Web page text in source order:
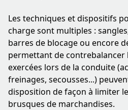
Les techniques et dispositifs
charge sont multiples :
barres de blocage ou encore
permettant de contrebalancer
exercées lors de la conduite
freinages, secousses...)
disposition de façon à limiter
brusques de marchandises.